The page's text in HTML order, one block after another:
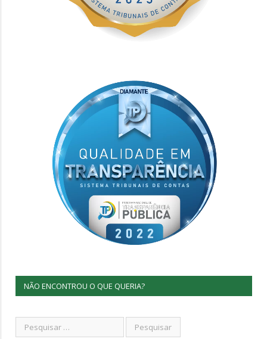
NÃO ENCONTROU O QUE QUERIA?